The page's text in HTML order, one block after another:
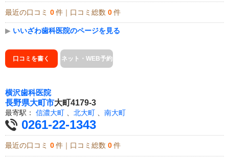
最近の口コミ 0 件｜口コミ総数 0 件
▶ いいざわ歯科医院のページを見る
口コミを書く ネット・WEB予約
横沢歯科医院
長野県大町市大町4179-3
最寄駅： 信濃大町 北大町 南大町
0261-22-1343
最近の口コミ 0 件｜口コミ総数 0 件